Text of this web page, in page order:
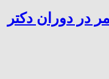
در دوران دکتر